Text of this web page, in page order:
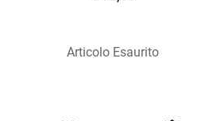
Articolo Esaurito